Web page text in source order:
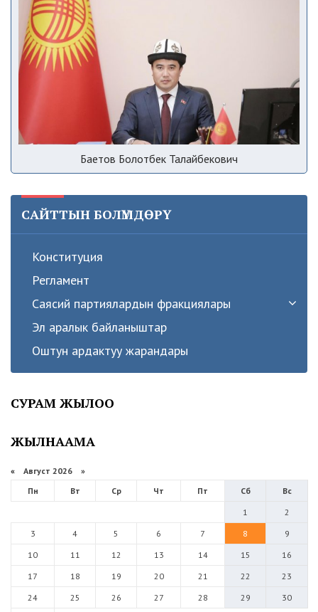
Баетов Болотбек Талайбекович
САЙТТЫН БОЛҮМДӨРҮ
Конституция
Регламент
Саясий партиялардын фракциялары
Эл аралык байланыштар
Оштун ардактуу жарандары
СУРАМ ЖЫЛОО
ЖЫЛНААМА
« Август 2026 »
Пн
Вт Ср Чт Пт Сб
Вс
1
2
3
4 5 6 7 8
9
10
11 12 13 14 15
16
17
18 19 20 21 22
23
24
25 26 27 28 29
30